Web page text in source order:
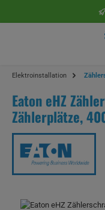
Elektroinstallation
Eaton eHZ
Zählerplätze,
Bildergalerie überspringen